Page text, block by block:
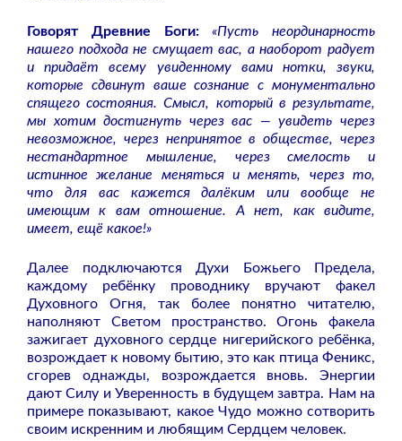
Говорят Древние Боги:
«Пусть неординарность
нашего подхода не смущает вас, а наоборот радует
и придаёт всему увиденному вами нотки, звуки,
которые сдвинут ваше сознание с монументально
спящего состояния. Смысл, который в результате,
мы хотим достигнуть через вас — увидеть через
невозможное, через непринятое в обществе, через
нестандартное мышление, через смелость и
истинное желание меняться и менять, через то,
что для вас кажется далёким или вообще не
имеющим к вам отношение. А нет, как видите,
имеет, ещё какое!»
Далее подключаются Духи Божьего Предела,
каждому ребёнку проводнику вручают факел
Духовного Огня, так более понятно читателю,
наполняют Светом пространство. Огонь факела
зажигает духовного сердце нигерийского ребёнка,
возрождает к новому бытию, это как птица Феникс,
сгорев однажды, возрождается вновь. Энергии
дают Силу и Уверенность в будущем завтра. Нам на
примере показывают, какое Чудо можно сотворить
своим искренним и любящим Сердцем человек.